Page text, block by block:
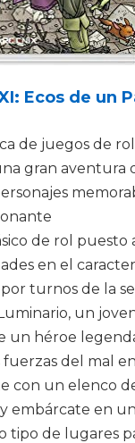
Ecos de un
de juegos de
gran aventura
de rol puesto
en el
turnos de la
un
un héroe
fuerzas del mal
con un elenco
embárcate en
tipo de lugares